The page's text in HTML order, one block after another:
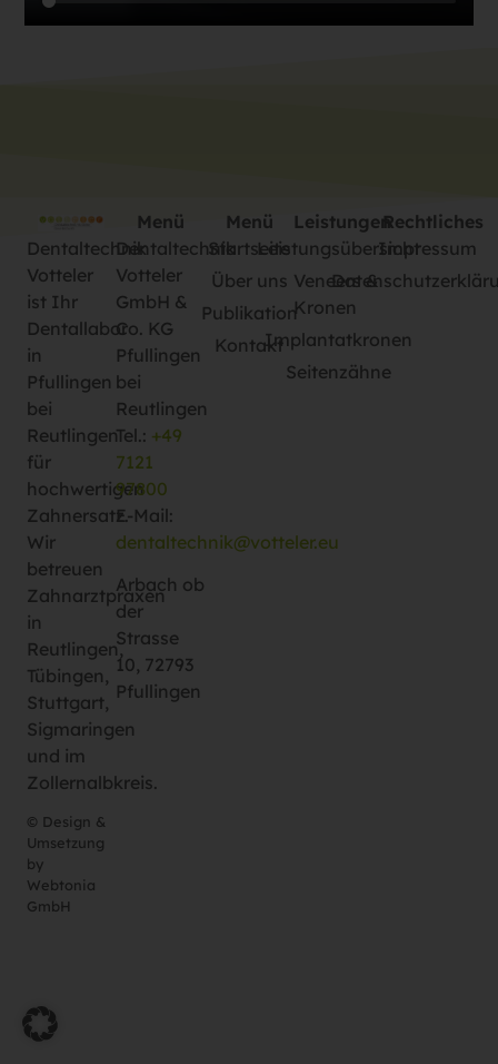
Dentaltechnik
Votteler
ist Ihr
Dentallabor
in
Pfullingen
bei
Reutlingen
für
hochwertigen
Zahnersatz.
Wir
betreuen
Zahnarztpraxen
in
Reutlingen,
Tübingen,
Stuttgart,
Sigmaringen
und im
Zollernalbkreis.
© Design &
Umsetzung
by
Webtonia
GmbH
Menü
Dentaltechnik
Votteler
GmbH &
Co. KG
Pfullingen
bei
Reutlingen
Tel.: +49
7121
97800
E-Mail:
dentaltechnik@votteler.eu
Arbach ob
der
Strasse
10, 72793
Pfullingen
Menü
Startseite
Über uns
Publikation
Kontakt
Leistungen
Leistungsübersicht
Veneers &
Kronen
Implantatkronen
Seitenzähne
Rechtliches
Impressum